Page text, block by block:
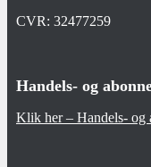
CVR: 32477259
Handels- og
Klik her – Handels- og